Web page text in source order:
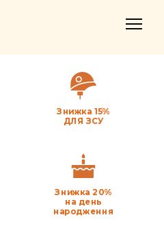
Знижка 15%
ДЛЯ ЗСУ
Знижка 20%
на день
народження